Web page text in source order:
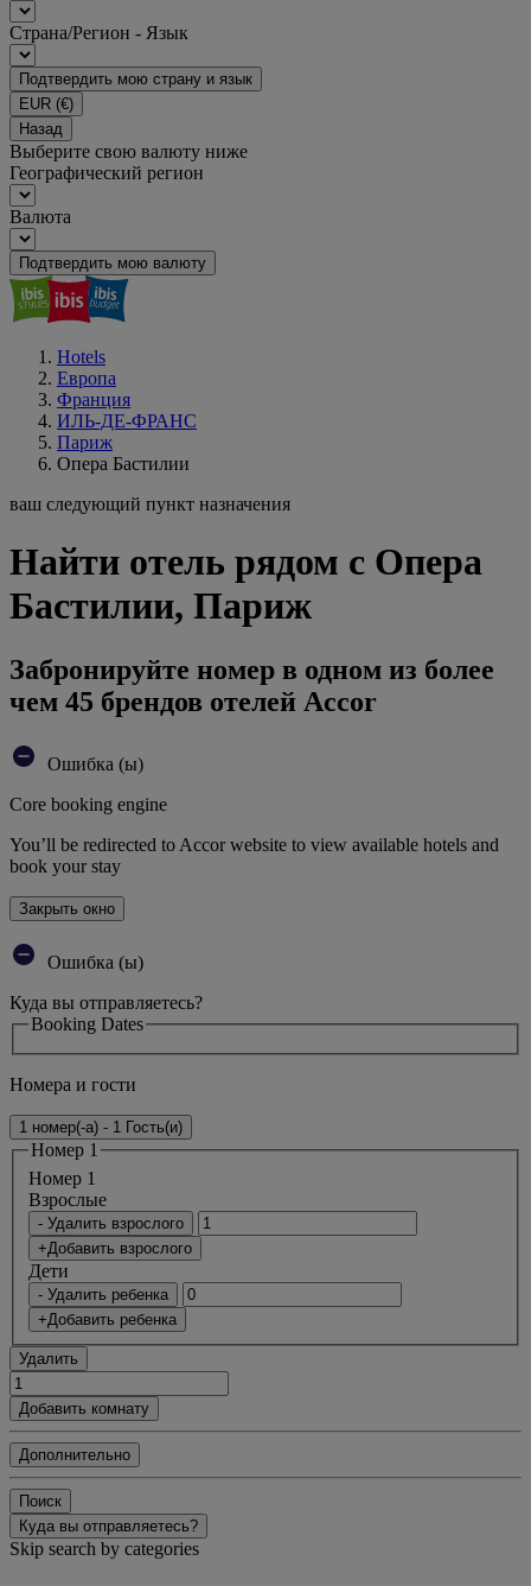
Страна/Регион - Язык
Подтвердить мою страну и язык
EUR (€)
Назад
Выберите свою валюту ниже
Географический регион
Валюта
Подтвердить мою валюту
Hotels
Европа
Франция
ИЛЬ-ДЕ-ФРАНС
Париж
Опера Бастилии
ваш следующий пункт назначения
Найти отель рядом с Опера
Бастилии, Париж
Забронируйте номер в одном из более
чем 45 брендов отелей Accor
Ошибка (ы)
Core booking engine
You’ll be redirected to Accor website to view available hotels and
book your stay
Закрыть окно
Ошибка (ы)
Куда вы отправляетесь?
Booking Dates
Номера и гости
1 номер(-а) - 1 Гость(и)
Номер 1
Номер 1
Bзрослые
- Удалить взрослого
+Добавить взрослого
Дети
- Удалить ребенка
+Добавить ребенка
Удалить
Добавить комнату
Дополнительно
Поиск
Куда вы отправляетесь?
Skip search by categories